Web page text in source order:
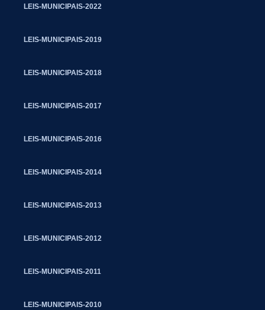
LEIS-MUNICIPAIS-2022
LEIS-MUNICIPAIS-2019
LEIS-MUNICIPAIS-2018
LEIS-MUNICIPAIS-2017
LEIS-MUNICIPAIS-2016
LEIS-MUNICIPAIS-2014
LEIS-MUNICIPAIS-2013
LEIS-MUNICIPAIS-2012
LEIS-MUNICIPAIS-2011
LEIS-MUNICIPAIS-2010